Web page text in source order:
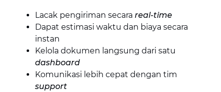
Lacak pengiriman secara real-time
Dapat estimasi waktu dan biaya secara
instan
Kelola dokumen langsung dari satu
dashboard
Komunikasi lebih cepat dengan tim
support